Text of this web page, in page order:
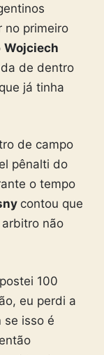
no primeiro
Wojciech
de dentro
que já tinha
de campo
pênalti do
o tempo
contou que
arbitro não
100
eu perdi a
se isso é